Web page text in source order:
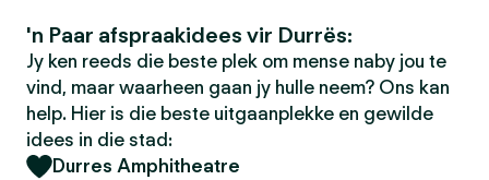
'n Paar afspraakidees vir Durrës:
Jy ken reeds die beste plek om mense naby jou te
vind, maar waarheen gaan jy hulle neem? Ons kan
help. Hier is die beste uitgaanplekke en gewilde
idees in die stad:
Durres Amphitheatre